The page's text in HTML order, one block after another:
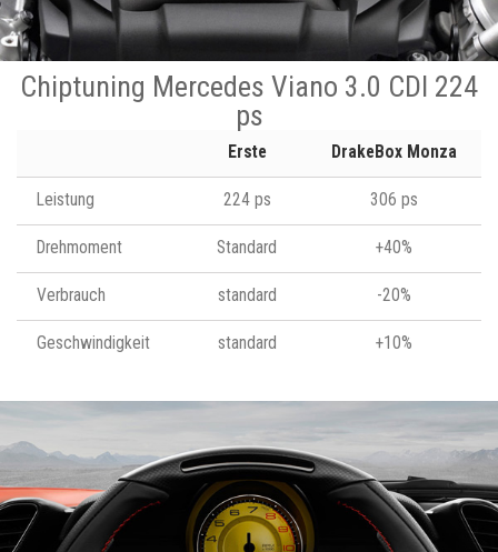
Chiptuning Mercedes Viano 3.0 CDI 224
ps
Erste DrakeBox Monza
Leistung 224 ps 306 ps
Drehmoment Standard +40%
Verbrauch standard -20%
Geschwindigkeit standard +10%